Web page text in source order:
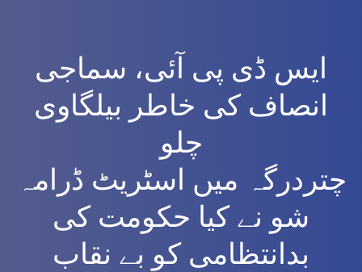
ایس ڈی پی آئی، سماجی
انصاف کی خاطر بیلگاوی
چلو
چتردرگہ میں اسٹریٹ ڈرامہ
شو نے کیا حکومت کی
بدانتظامی کو بے نقاب